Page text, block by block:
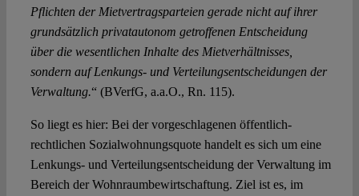
Pflichten der Mietvertragsparteien gerade nicht auf ihrer
grundsätzlich privatautonom getroffenen Entscheidung
über die wesentlichen Inhalte des Mietverhältnisses,
sondern auf Lenkungs- und Verteilungsentscheidungen der
Verwaltung.“ (BVerfG, a.a.O., Rn. 115).
So liegt es hier: Bei der vorgeschlagenen öffentlich-
rechtlichen Sozialwohnungsquote handelt es sich um eine
Lenkungs- und Verteilungsentscheidung der Verwaltung im
Bereich der Wohnraumbewirtschaftung. Ziel ist es, im